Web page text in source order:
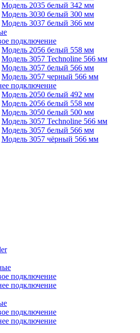
Модель 2035 белый 342 мм
Модель 3030 белый 300 мм
Модель 3037 белый 366 мм
подключение
Модель 2056 белый 558 мм
Модель 3057 Technoline 566 мм
Модель 3057 белый 566 мм
Модель 3057 черный 566 мм
подключение
Модель 2050 белый 492 мм
Модель 2056 белый 558 мм
Модель 3050 белый 500 мм
Модель 3057 Technoline 566 мм
Модель 3057 белый 566 мм
Модель 3057 чёрный 566 мм
подключение
подключение
подключение
подключение